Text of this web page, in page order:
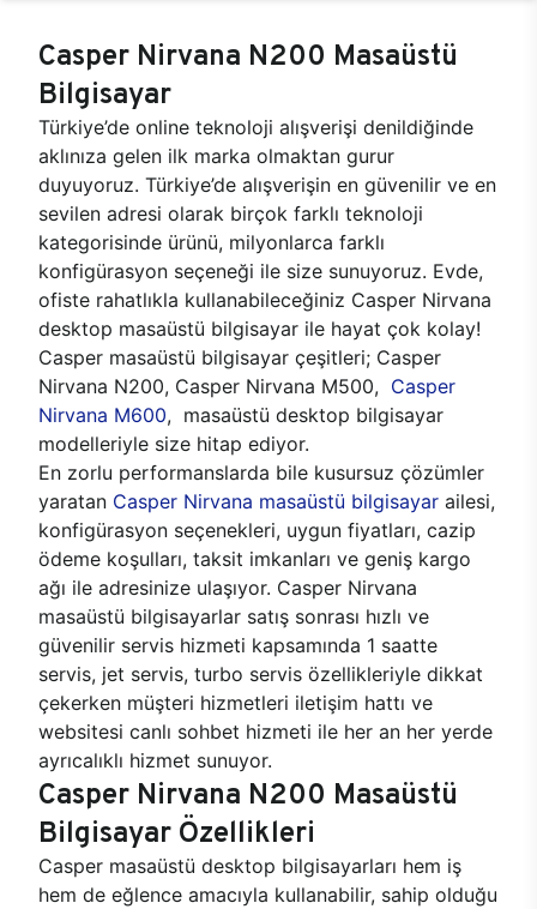
Casper Nirvana N200 Masaüstü
Bilgisayar
Türkiye’de online teknoloji alışverişi denildiğinde
aklınıza gelen ilk marka olmaktan gurur
duyuyoruz. Türkiye’de alışverişin en güvenilir ve en
sevilen adresi olarak birçok farklı teknoloji
kategorisinde ürünü, milyonlarca farklı
konfigürasyon seçeneği ile size sunuyoruz. Evde,
ofiste rahatlıkla kullanabileceğiniz Casper Nirvana
desktop masaüstü bilgisayar ile hayat çok kolay!
Casper masaüstü bilgisayar çeşitleri; Casper
Nirvana N200, Casper Nirvana M500, Casper
Nirvana M600, masaüstü desktop bilgisayar
modelleriyle size hitap ediyor.
En zorlu performanslarda bile kusursuz çözümler
yaratan Casper Nirvana masaüstü bilgisayar ailesi,
konfigürasyon seçenekleri, uygun fiyatları, cazip
ödeme koşulları, taksit imkanları ve geniş kargo
ağı ile adresinize ulaşıyor. Casper Nirvana
masaüstü bilgisayarlar satış sonrası hızlı ve
güvenilir servis hizmeti kapsamında 1 saatte
servis, jet servis, turbo servis özellikleriyle dikkat
çekerken müşteri hizmetleri iletişim hattı ve
websitesi canlı sohbet hizmeti ile her an her yerde
ayrıcalıklı hizmet sunuyor.
Casper Nirvana N200 Masaüstü
Bilgisayar Özellikleri
Casper masaüstü desktop bilgisayarları hem iş
hem de eğlence amacıyla kullanabilir, sahip olduğu